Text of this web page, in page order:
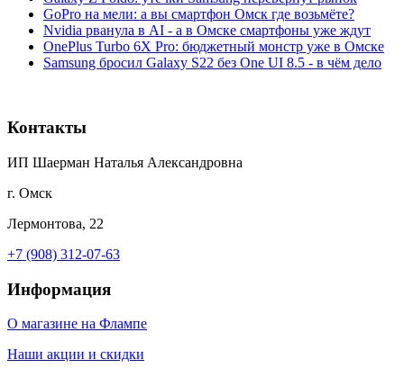
GoPro на мели: а вы смартфон Омск где возьмёте?
Nvidia рванула в AI - а в Омске смартфоны уже ждут
OnePlus Turbo 6X Pro: бюджетный монстр уже в Омске
Samsung бросил Galaxy S22 без One UI 8.5 - в чём дело
Контакты
ИП Шаерман Наталья Александровна
г. Омск
Лермонтова, 22
+7 (908) 312-07-63
Информация
О магазине на Флампе
Наши акции и скидки